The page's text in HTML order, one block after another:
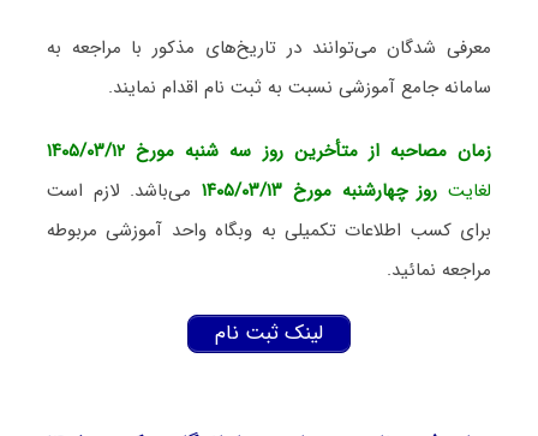
معرفی شدگان می‌توانند در تاریخ‌های مذکور با مراجعه به
سامانه جامع آموزشی نسبت به ثبت نام اقدام نمایند.
زمان مصاحبه از متأخرین روز سه شنبه مورخ ۱۴۰۵/۰۳/۱۲
لغایت روز چهارشنبه مورخ ۱۴۰۵/۰۳/۱۳
می‌باشد. لازم است
برای کسب اطلاعات تکمیلی به وبگاه واحد آموزشی مربوطه
مراجعه نمائید.
لینک ثبت نام